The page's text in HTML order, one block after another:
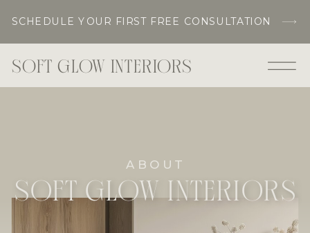
SCHEDULE YOUR FIRST FREE CONSULTATION
SOFT GLOW INTERIORS
ABOUT
SOFT GLOW INTERIORS